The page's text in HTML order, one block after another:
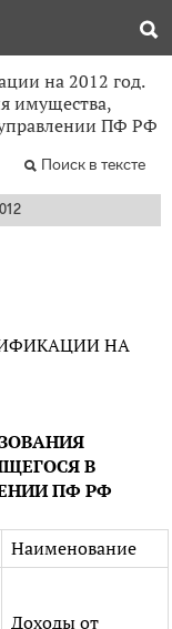
на 2012 год.
имущества,
ПФ РФ
Поиск в тексте
НА
В
ПФ РФ
Наименование
Доходы от